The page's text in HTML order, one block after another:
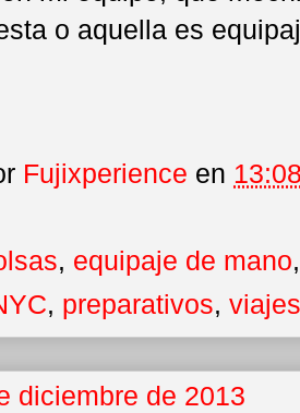
o aquella es
Fujixperience en
, equipaje de mano
, preparativos, viajes
diciembre de 2013